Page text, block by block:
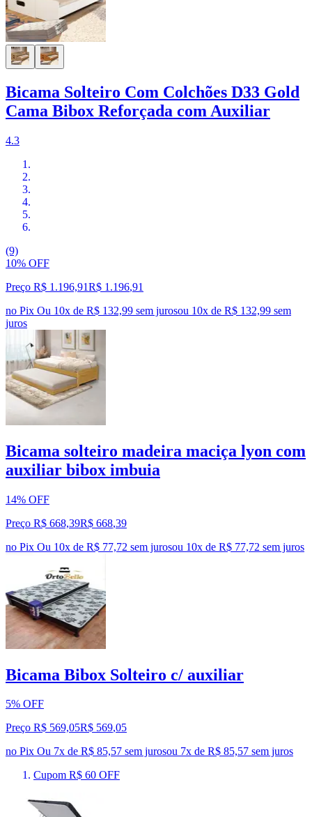
Bicama Solteiro Com Colchões D33 Gold
Cama Bibox Reforçada com Auxiliar
4.3
(9)
10% OFF
Preço R$ 1.196,91R$ 1.196,91
no Pix Ou 10x de R$ 132,99 sem jurosou 10x de R$ 132,99 sem
juros
Bicama solteiro madeira maciça lyon com
auxiliar bibox imbuia
14% OFF
Preço R$ 668,39R$ 668,39
no Pix Ou 10x de R$ 77,72 sem jurosou 10x de R$ 77,72 sem juros
Bicama Bibox Solteiro c/ auxiliar
5% OFF
Preço R$ 569,05R$ 569,05
no Pix Ou 7x de R$ 85,57 sem jurosou 7x de R$ 85,57 sem juros
Cupom R$ 60 OFF